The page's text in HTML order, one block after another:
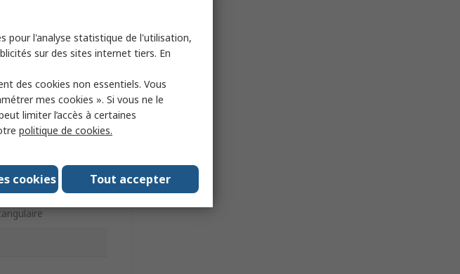
pour l'analyse statistique de l'utilisation,
sur des sites internet tiers. En
des cookies non essentiels. Vous
mes cookies ». Si vous ne le
limiter l’accès à certaines
politique de cookies.
Tout accepter
cookies